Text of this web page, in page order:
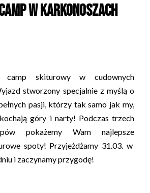
w Karkonoszach
camp skiturowy w cudownych
stworzony specjalnie z myślą o
pasji, którzy tak samo jak my,
góry i narty! Podczas trzech
pokażemy Wam najlepsze
spoty! Przyjeżdżamy 31.03. w
i zaczynamy przygodę!